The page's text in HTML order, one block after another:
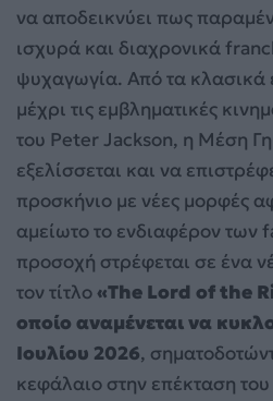
να αποδεικνύει πως
ισχυρά και διαχρονικά
ψυχαγωγία. Από τα κλασικά
μέχρι τις εμβληματικές
του Peter Jackson, η Μέση
εξελίσσεται και να
προσκήνιο με νέες μορφές
αμείωτο το ενδιαφέρον των
προσοχή στρέφεται σε ένα
τον τίτλο«The Lord of the
οποίο αναμένεται να
Ιουλίου 2026,
κεφάλαιο στην επέκταση